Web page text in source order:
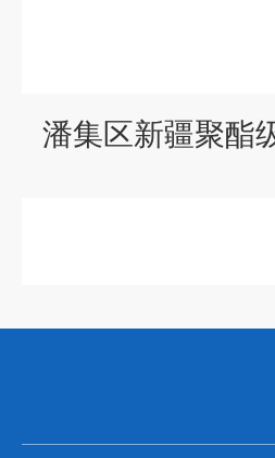
潘集区新疆聚酯